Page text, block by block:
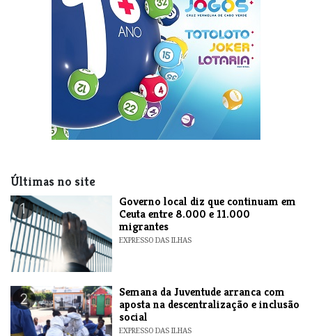
Últimas no site
1
​Governo local diz que continuam em
Ceuta entre 8.000 e 11.000
migrantes
EXPRESSO DAS ILHAS
2
Semana da Juventude arranca com
aposta na descentralização e inclusão
social
EXPRESSO DAS ILHAS